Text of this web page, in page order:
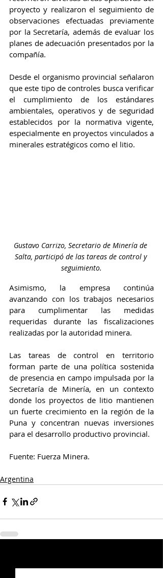
proyecto y realizaron el seguimiento de
observaciones efectuadas previamente
por la Secretaría, además de evaluar los
planes de adecuación presentados por la
compañía.
Desde el organismo provincial señalaron
que este tipo de controles busca verificar
el cumplimiento de los estándares
ambientales, operativos y de seguridad
establecidos por la normativa vigente,
especialmente en proyectos vinculados a
minerales estratégicos como el litio.
Gustavo Carrizo, Secretario de Minería de
Salta, participó de las tareas de control y
seguimiento.
Asimismo, la empresa continúa
avanzando con los trabajos necesarios
para cumplimentar las medidas
requeridas durante las fiscalizaciones
realizadas por la autoridad minera.
Las tareas de control en territorio
forman parte de una política sostenida
de presencia en campo impulsada por la
Secretaría de Minería, en un contexto
donde los proyectos de litio mantienen
un fuerte crecimiento en la región de la
Puna y concentran nuevas inversiones
para el desarrollo productivo provincial.
Fuente: Fuerza Minera.
Argentina